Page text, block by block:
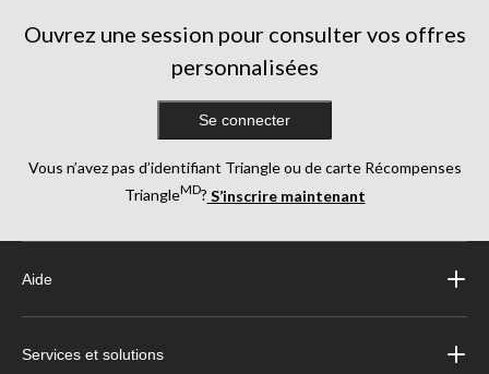
Ouvrez une session pour consulter vos offres
personnalisées
Se connecter
Vous n’avez pas d’identifiant Triangle ou de carte Récompenses
TriangleMD? S’inscrire maintenant
Aide
Services et solutions